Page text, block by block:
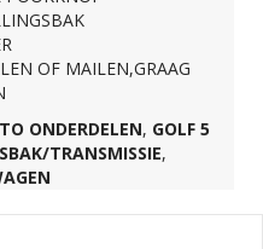
OF MAILEN,GRAAG
ONDERDELEN, GOLF 5
TRANSMISSIE,